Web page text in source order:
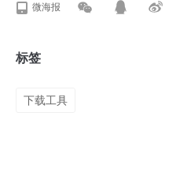
微海报
标签
下载工具